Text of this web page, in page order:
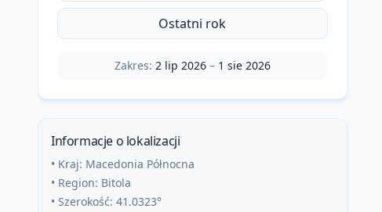
Ostatni rok
Zakres: 2 lip 2026– 1 sie 2026
Informacje o lokalizacji
• Kraj: Macedonia Północna
• Region: Bitola
• Szerokość: 41.0323°